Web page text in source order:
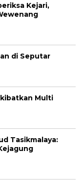
Kejari,
di Seputar
Multi
Tasikmalaya: